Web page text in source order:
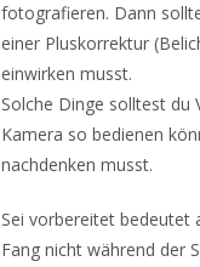
fotografieren. Dann
einer Pluskorrektur
einwirken musst.
Solche Dinge solltest du
Kamera so bedienen
nachdenken musst.
Sei vorbereitet bedeutet
Fang nicht während der